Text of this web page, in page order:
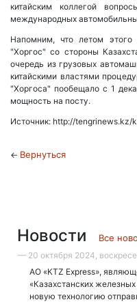
Новости Все
— 20 октября 2024,
АО «KTZ Express»,
«Казахстанских
новую технологию
китайским коллегой
международных
Напомним, что летом
"Хоргос" со стороны
очередь из грузовых
китайскими властями
"Хоргоса" пообещало с 1
мощность на посту.
Источник: http://
← Вернуться